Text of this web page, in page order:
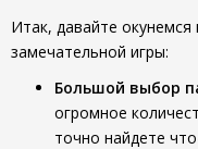
Итак, давайте окунемся
замечательной игры:
Большой выбор
огромное
точно найдете